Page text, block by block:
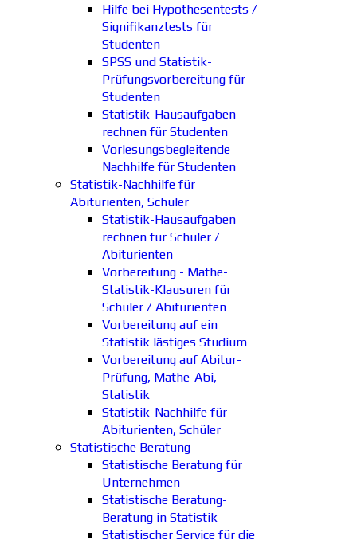
Hilfe bei Hypothesentests /
Signifikanztests für
Studenten
SPSS und Statistik-
Prüfungsvorbereitung für
Studenten
Statistik-Hausaufgaben
rechnen für Studenten
Vorlesungsbegleitende
Nachhilfe für Studenten
Statistik-Nachhilfe für
Abiturienten, Schüler
Statistik-Hausaufgaben
rechnen für Schüler /
Abiturienten
Vorbereitung - Mathe-
Statistik-Klausuren für
Schüler / Abiturienten
Vorbereitung auf ein
Statistik lästiges Studium
Vorbereitung auf Abitur-
Prüfung, Mathe-Abi,
Statistik
Statistik-Nachhilfe für
Abiturienten, Schüler
Statistische Beratung
Statistische Beratung für
Unternehmen
Statistische Beratung-
Beratung in Statistik
Statistischer Service für die